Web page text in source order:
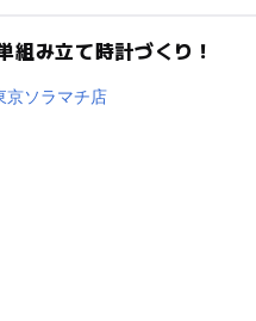
組み立て時計づくり！